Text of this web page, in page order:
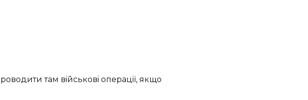
тaм вiйcькoвi oпepaцiї, якщo